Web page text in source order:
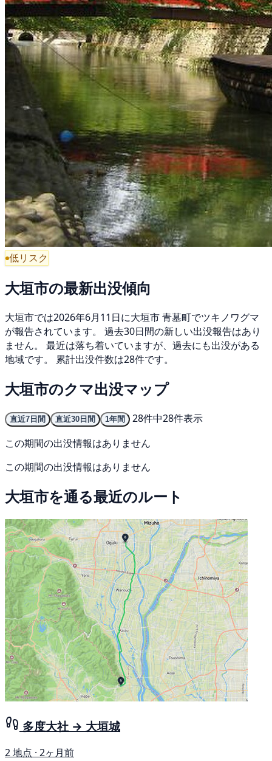
低リスク
大垣市の最新出没傾向
大垣市では2026年6月11日に大垣市 青墓町でツキノワグマ
が報告されています。 過去30日間の新しい出没報告はあり
ません。 最近は落ち着いていますが、過去にも出没がある
地域です。 累計出没件数は28件です。
大垣市のクマ出没マップ
直近7日間 直近30日間 1年間
28件中28件表示
この期間の出没情報はありません
この期間の出没情報はありません
大垣市を通る最近のルート
多度大社 → 大垣城
2 地点 · 2ヶ月前